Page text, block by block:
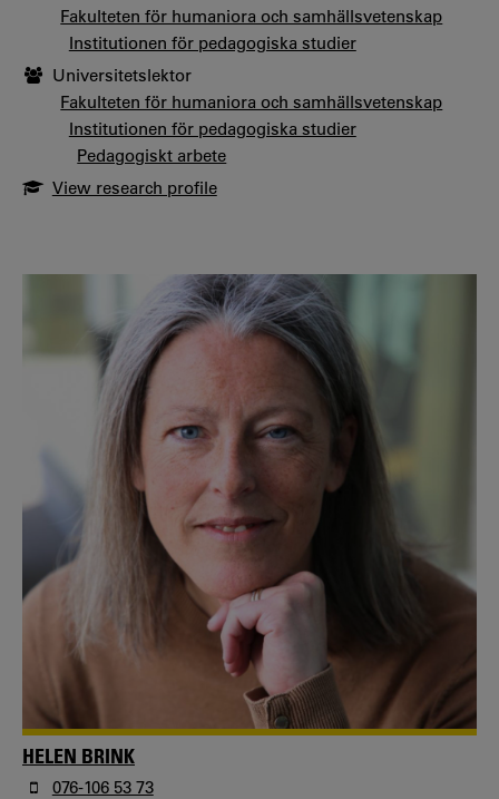
Fakulteten för humaniora och samhällsvetenskap
Institutionen för pedagogiska studier
Universitetslektor
Fakulteten för humaniora och samhällsvetenskap
Institutionen för pedagogiska studier
Pedagogiskt arbete
View research profile
HELEN BRINK
076-106 53 73